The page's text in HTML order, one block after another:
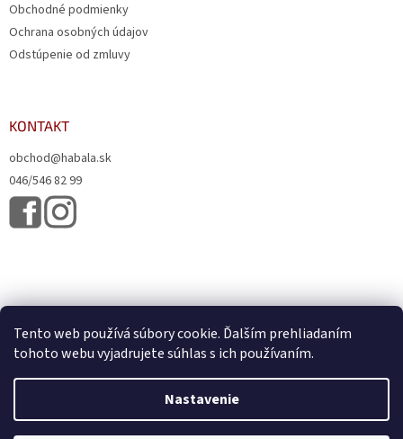
Tento web používá súbory cookie. Ďalším prehliadaním
tohoto webu vyjadrujete súhlas s ich používaním.
Nastavenie
Obchodné podmienky
Ochrana osobných údajov
Odstúpenie od zmluvy
KONTAKT
obchod@habala.sk
046/546 82 99